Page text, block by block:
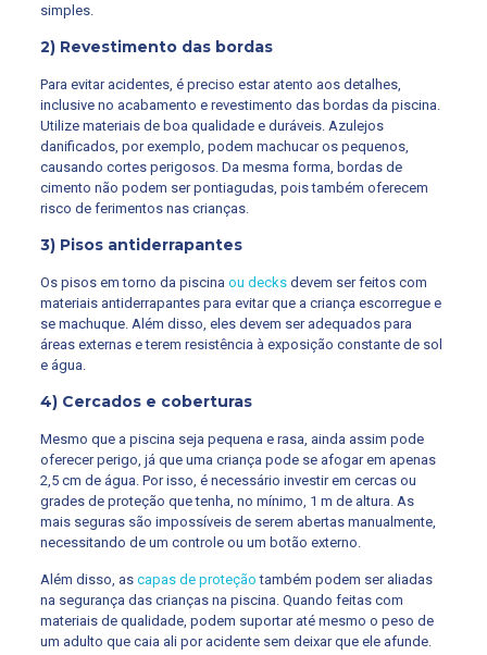
simples.
2) Revestimento das bordas
Para evitar acidentes, é preciso estar atento aos detalhes,
inclusive no acabamento e revestimento das bordas da piscina.
Utilize materiais de boa qualidade e duráveis. Azulejos
danificados, por exemplo, podem machucar os pequenos,
causando cortes perigosos. Da mesma forma, bordas de
cimento não podem ser pontiagudas, pois também oferecem
risco de ferimentos nas crianças.
3) Pisos antiderrapantes
Os pisos em torno da piscina ou decksdevem ser feitos com
materiais antiderrapantes para evitar que a criança escorregue e
se machuque. Além disso, eles devem ser adequados para
áreas externas e terem resistência à exposição constante de sol
e água.
4) Cercados e coberturas
Mesmo que a piscina seja pequena e rasa, ainda assim pode
oferecer perigo, já que uma criança pode se afogar em apenas
2,5 cm de água. Por isso, é necessário investir em cercas ou
grades de proteção que tenha, no mínimo, 1 m de altura. As
mais seguras são impossíveis de serem abertas manualmente,
necessitando de um controle ou um botão externo.
Além disso, as capas de proteção também podem ser aliadas
na segurança das crianças na piscina. Quando feitas com
materiais de qualidade, podem suportar até mesmo o peso de
um adulto que caia ali por acidente sem deixar que ele afunde.